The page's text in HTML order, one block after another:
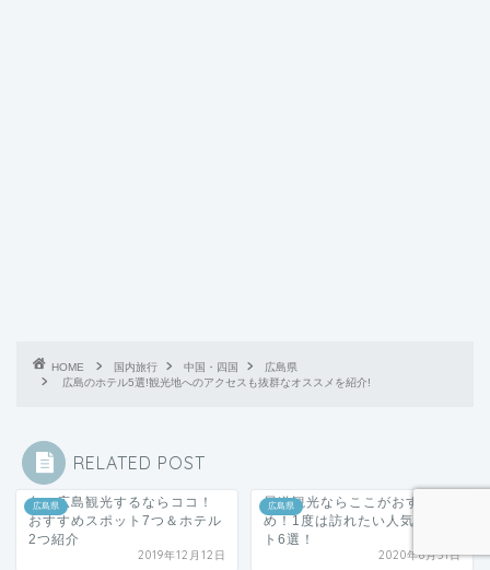
HOME 国内旅行 中国・四国
広島県
広島のホテル5選!観光地へのアクセスも抜群なオススメを紹介!
RELATED POST
広島県
冬に広島観光するならココ！
おすすめスポット7つ＆ホテル
2つ紹介
2019年12月12日
広島県
尾道観光ならここがおすす
め！1度は訪れたい人気スポッ
ト6選！
2020年8月31日